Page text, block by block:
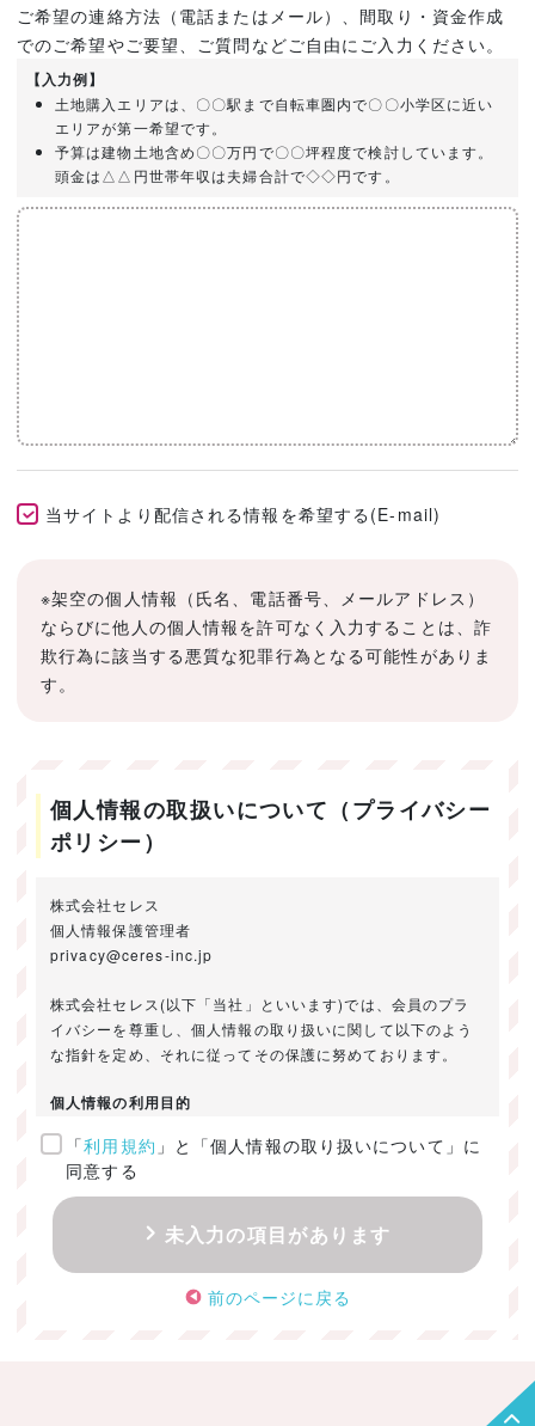
ご希望の連絡方法（電話またはメール）、間取り・資金作成
でのご希望やご要望、ご質問などご自由にご入力ください。
【入力例】
土地購入エリアは、〇〇駅まで自転車圏内で〇〇小学区に近い
エリアが第一希望です。
予算は建物土地含め〇〇万円で〇〇坪程度で検討しています。
頭金は△△円世帯年収は夫婦合計で◇◇円です。
当サイトより配信される情報を希望する(E-mail)
※架空の個人情報（氏名、電話番号、メールアドレス）
ならびに他人の個人情報を許可なく入力することは、詐
欺行為に該当する悪質な犯罪行為となる可能性がありま
す。
個人情報の取扱いについて（プライバシー
ポリシー）
株式会社セレス
個人情報保護管理者
privacy@ceres-inc.jp
株式会社セレス(以下「当社」といいます)では、会員のプラ
イバシーを尊重し、個人情報の取り扱いに関して以下のよう
な指針を定め、それに従ってその保護に努めております。
個人情報の利用目的
ご提供いただきました個人情報は、以下のためにのみ利用い
たします。
・お問い合わせに対する回答及び資料送付のご連絡
・当社のお客様向けサービスの提供
・本人確認
・サービスの開発・改善のための分析
「利用規約 」と「個人情報の取り扱いについて」に
同意する
未入力の項目があります
前のページに戻る